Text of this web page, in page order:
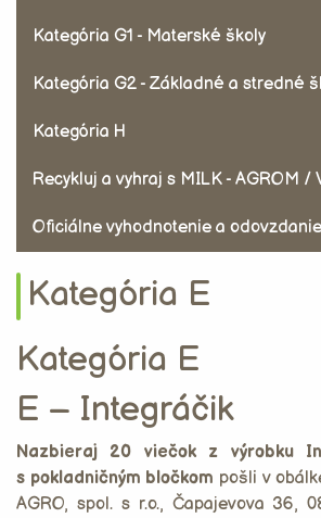
Kategória G1 - Materské školy
Kategória G2 - Základné a stredné
Kategória H
Recykluj a vyhraj s MILK - AGROM /
Oficiálne vyhodnotenie a
Kategória E
Kategória E
E – Integráčik
Nazbieraj 20 viečok z výrobku
s pokladničným bločkom pošli v
AGRO, spol. s r.o., Čapajevova 36,